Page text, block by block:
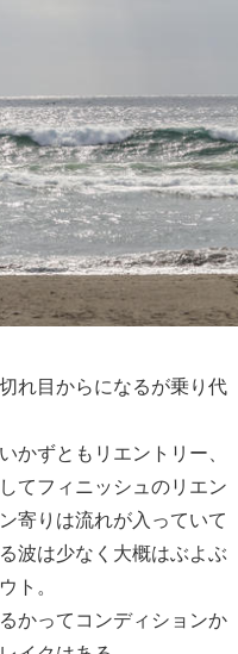
れ目からになるが乗り代
かずともリエントリー、
てフィニッシュのリエン
寄りは流れが入っていて
波は少なく大概はぶよぶ
ト。
かってコンディションか